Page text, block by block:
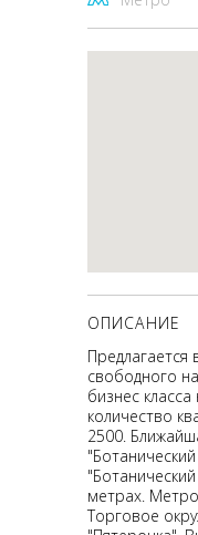
ОПИСАНИЕ
свободного
бизнес
количество
2500.
метрах.
Торговое